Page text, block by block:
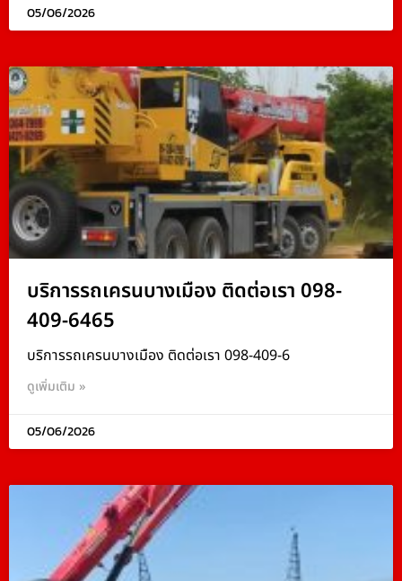
05/06/2026
บริการรถเครนบางเมือง ติดต่อเรา 098-
409-6465
บริการรถเครนบางเมือง ติดต่อเรา 098-409-6
ดูเพิ่มเติม »
05/06/2026